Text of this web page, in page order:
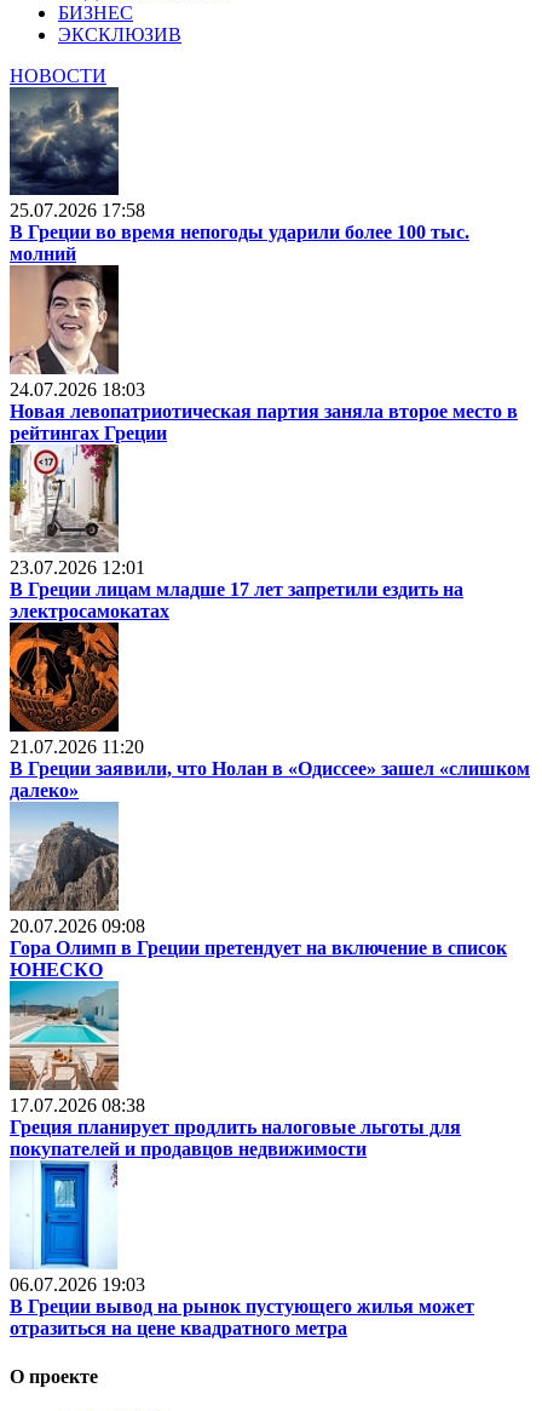
БИЗНЕС
ЭКСКЛЮЗИВ
НОВОСТИ
25.07.2026 17:58
В Греции во время непогоды ударили более 100 тыс.
молний
24.07.2026 18:03
Новая левопатриотическая партия заняла второе место в
рейтингах Греции
23.07.2026 12:01
В Греции лицам младше 17 лет запретили ездить на
электросамокатах
21.07.2026 11:20
В Греции заявили, что Нолан в «Одиссее» зашел «слишком
далеко»
20.07.2026 09:08
Гора Олимп в Греции претендует на включение в список
ЮНЕСКО
17.07.2026 08:38
Греция планирует продлить налоговые льготы для
покупателей и продавцов недвижимости
06.07.2026 19:03
В Греции вывод на рынок пустующего жилья может
отразиться на цене квадратного метра
О проекте